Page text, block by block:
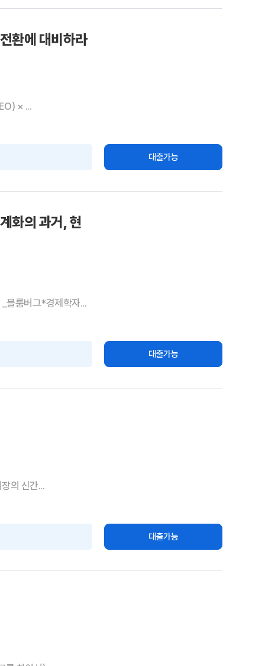
환에 대비하라
× ...
대출가능
화의 과거, 현
블룸버그*경제학자...
대출가능
의 신간...
대출가능